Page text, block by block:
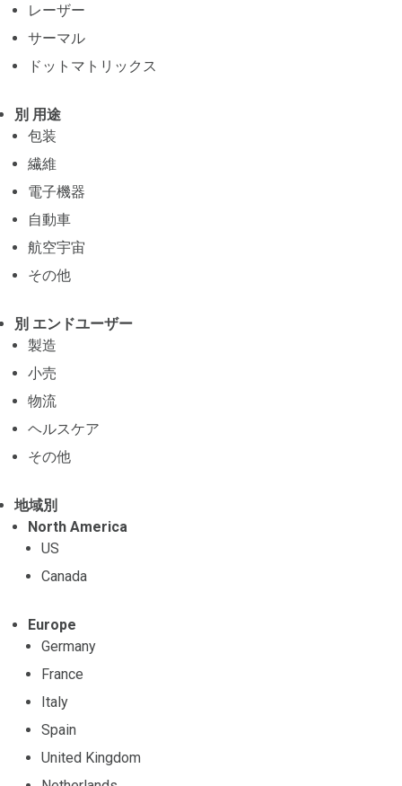
レーザー
サーマル
ドットマトリックス
別 用途
包装
繊維
電子機器
自動車
航空宇宙
その他
別 エンドユーザー
製造
小売
物流
ヘルスケア
その他
地域別
North America
US
Canada
Europe
Germany
France
Italy
Spain
United Kingdom